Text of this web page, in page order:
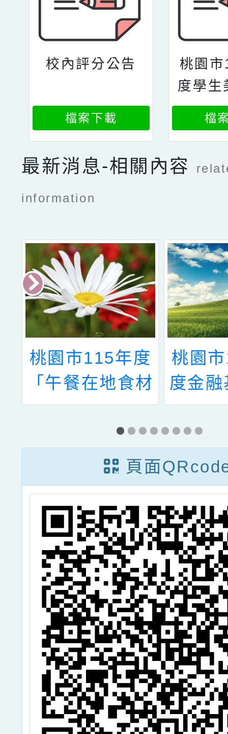
校內評分公告
檔案下載
桃園
度學生
實
檔
最新消息-相關內容
information
桃園市115年度
「午餐在地食材
鈣健康~校園米
其林美食爭霸
賽」學生表意權
獲獎名單
桃園
度金
教學
頁面